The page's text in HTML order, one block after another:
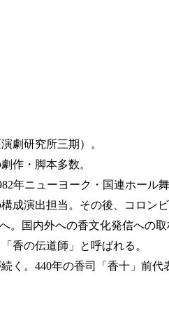
劇研究所三期）。
作・脚本多数。
年ニューヨーク・国連ホール
成演出担当。その後、コロン
。国内外への香文化発信への取
香の伝道師」と呼ばれる。
く。440年の香司「香十」前代